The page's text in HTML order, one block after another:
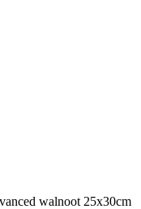
walnoot 25x30cm